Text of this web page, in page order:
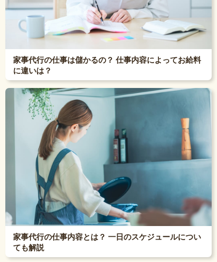
家事代行の仕事は儲かるの？ 仕事内容によってお給料
に違いは？
家事代行の仕事内容とは？ 一日のスケジュールについ
ても解説